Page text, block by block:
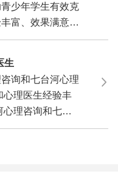
少年学生有效克
富、效果满意，
生
询和七台河心理
心理医生经验丰
理咨询和七台